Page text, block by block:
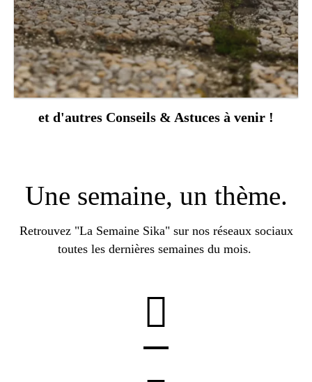
et d'autres Conseils & Astuces à venir !
Une semaine, un thème.
Retrouvez "La Semaine Sika" sur nos réseaux sociaux
toutes les dernières semaines du mois.